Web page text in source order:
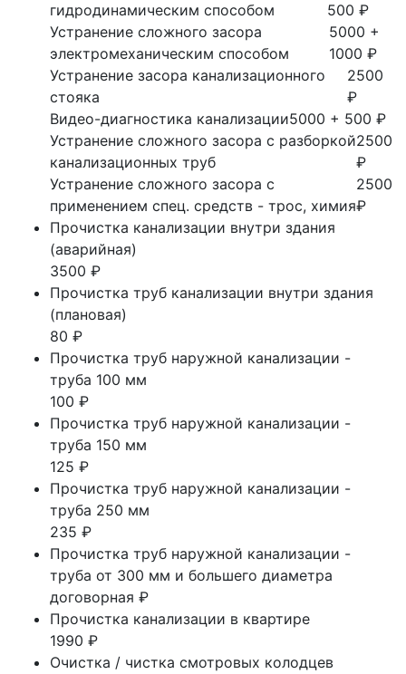
гидродинамическим способом
500 ₽
Устранение сложного засора
электромеханическим способом
5000 +
1000 ₽
Устранение засора канализационного
стояка
2500
₽
Видео-диагностика канализации5000 + 500 ₽
Устранение сложного засора с разборкой
канализационных труб
2500
₽
Устранение сложного засора с
применением спец. средств - трос, химия
2500
₽
Прочистка канализации внутри здания
(аварийная)
3500 ₽
Прочистка труб канализации внутри здания
(плановая)
80 ₽
Прочистка труб наружной канализации -
труба 100 мм
100 ₽
Прочистка труб наружной канализации -
труба 150 мм
125 ₽
Прочистка труб наружной канализации -
труба 250 мм
235 ₽
Прочистка труб наружной канализации -
труба от 300 мм и большего диаметра
договорная ₽
Прочистка канализации в квартире
1990 ₽
Очистка / чистка смотровых колодцев